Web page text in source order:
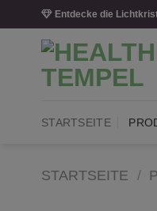
to
Entdecke die
STARTSEITE
STARTSEITE /